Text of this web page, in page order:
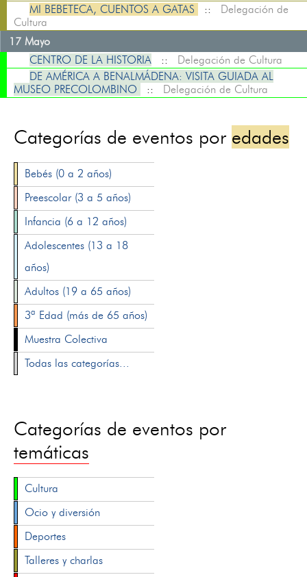
MI BEBETECA, CUENTOS A GATAS
:: Delegación de
Cultura
17 Mayo
CENTRO DE LA HISTORIA :: Delegación de Cultura
DE AMÉRICA A BENALMÁDENA: VISITA GUIADA AL
MUSEO PRECOLOMBINO
:: Delegación de Cultura
Categorías de eventos por edades
Bebés (0 a 2 años)
Preescolar (3 a 5 años)
Infancia (6 a 12 años)
Adolescentes (13 a 18
años)
Adultos (19 a 65 años)
3ª Edad (más de 65 años)
Muestra Colectiva
Todas las categorías...
Categorías de eventos por
temáticas
Cultura
Ocio y diversión
Deportes
Talleres y charlas